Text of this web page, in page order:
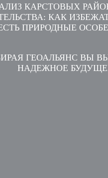
КАРСТОВЫХ
КАК
ПРИРОДНЫЕ
ГЕОАЛЬЯНС ВЫ
НАДЕЖНОЕ